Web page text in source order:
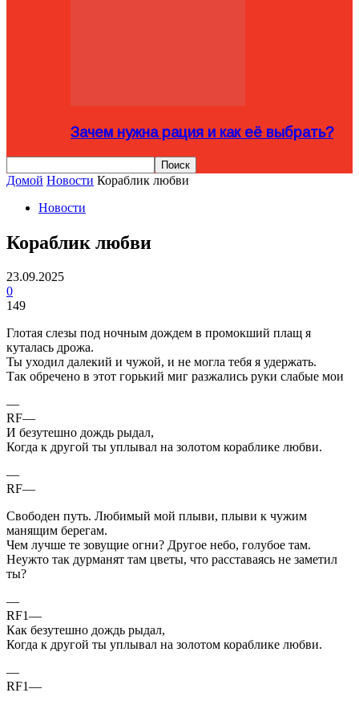
Зачем нужна рация и как её выбрать?
Домой Новости Кораблик любви
Новости
Кораблик любви
23.09.2025
0
149
Глотая слезы под ночным дождем в промокший плащ я
куталась дрожа.
Ты уходил далекий и чужой, и не могла тебя я удержать.
Так обречено в этот горький миг разжались руки слабые мои
—
RF—
И безутешно дождь рыдал,
Когда к другой ты уплывал на золотом кораблике любви.
—
RF—
Свободен путь. Любимый мой плыви, плыви к чужим
манящим берегам.
Чем лучше те зовущие огни? Другое небо, голубое там.
Неужто так дурманят там цветы, что расставаясь не заметил
ты?
—
RF1—
Как безутешно дождь рыдал,
Когда к другой ты уплывал на золотом кораблике любви.
—
RF1—